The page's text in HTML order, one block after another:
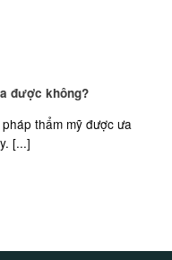
được không?
thẩm mỹ được ưa
[...]